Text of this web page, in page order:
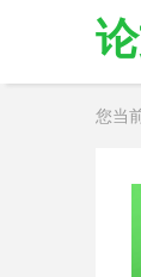
您当